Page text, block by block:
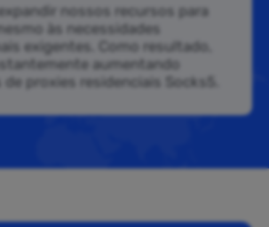
nossos recursos para
às necessidades
exigentes. Como resultado,
aumentando
proxies residenciais Socks5.